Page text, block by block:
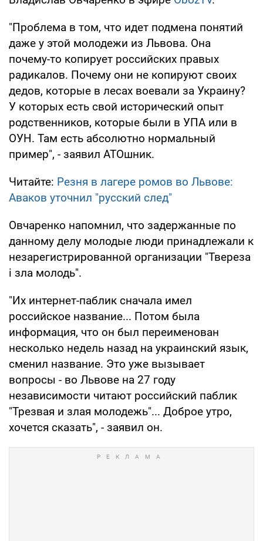
"Проблема в том, что идет подмена понятий
даже у этой молодежи из Львова. Она
почему-то копирует российских правых
радикалов. Почему они не копируют своих
дедов, которые в лесах воевали за Украину?
У которых есть свой исторический опыт
родственников, которые были в УПА или в
ОУН. Там есть абсолютно нормальный
пример", - заявил АТОшник.
Читайте: Резня в лагере ромов во Львове:
Аваков уточнил "русский след"
Овчаренко напомнил, что задержанные по
данному делу молодые люди принадлежали к
незарегистрированной организации "Твереза
і зла молодь".
"Их интернет-паблик сначала имел
российское название... Потом была
информация, что он был переименован
несколько недель назад на украинский язык,
сменил название. Это уже вызывает
вопросы - во Львове на 27 году
независимости читают российский паблик
"Трезвая и злая молодежь"... Доброе утро,
хочется сказать", - заявил он.